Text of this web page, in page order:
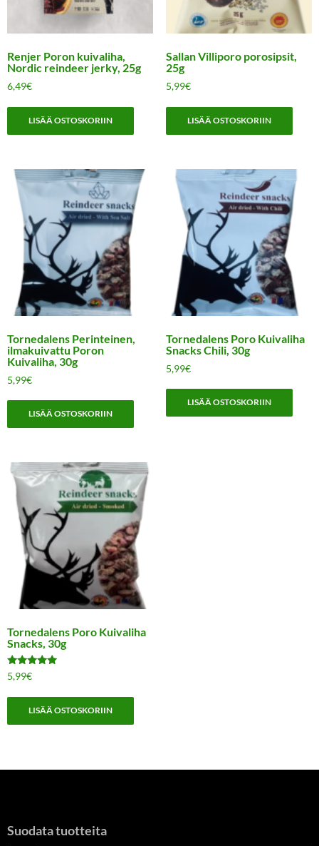
Renjer Poron kuivaliha,
Nordic reindeer jerky, 25g
6,49€
LISÄÄ OSTOSKORIIN
Sallan Villiporo porosipsit,
25g
5,99€
LISÄÄ OSTOSKORIIN
Tornedalens Perinteinen,
ilmakuivattu Poron
Kuivaliha, 30g
5,99€
LISÄÄ OSTOSKORIIN
Tornedalens Poro Kuivaliha
Snacks Chili, 30g
5,99€
LISÄÄ OSTOSKORIIN
Tornedalens Poro Kuivaliha
Snacks, 30g
Arvostelu
tuotteesta:
/ 5
5,99€
LISÄÄ OSTOSKORIIN
Suodata tuotteita